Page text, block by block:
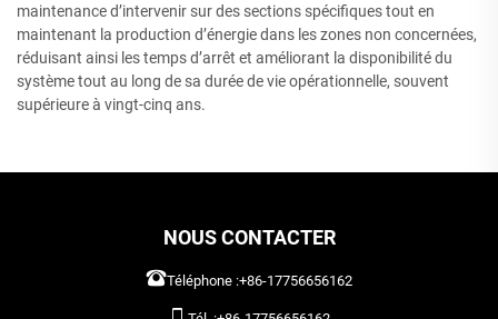
maintenance d’intervenir sur des sections spécifiques tout en
maintenant la production d’énergie dans les zones non concernées,
réduisant ainsi les temps d’arrêt et améliorant la disponibilité du
système tout au long de sa durée de vie opérationnelle, souvent
supérieure à vingt-cinq ans.
NOUS CONTACTER
Téléphone :+86-17756656162